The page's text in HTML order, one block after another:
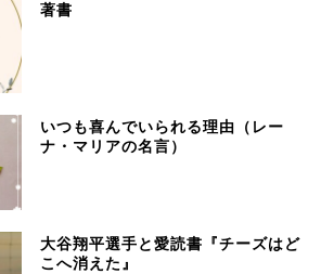
著書
いつも喜んでいられる理由（レー
ナ・マリアの名言）
大谷翔平選手と愛読書『チーズはど
こへ消えた』